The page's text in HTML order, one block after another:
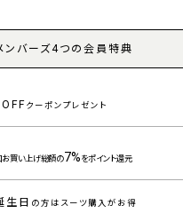
ンバーズ4つの会員特典
OFFクーポンプレゼント
お買い上げ総額の7%をポイント還元
生日 の方はスーツ購入がお得